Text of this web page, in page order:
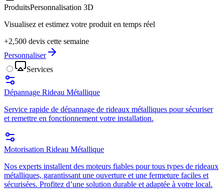
ProduitsPersonnalisation 3D
Visualisez et estimez votre produit en temps réel
+2,500 devis cette semaine
Personnaliser
Services
Dépannage Rideau Métallique
Service rapide de dépannage de rideaux métalliques pour sécuriser
et remettre en fonctionnement votre installation.
Motorisation Rideau Métallique
Nos experts installent des moteurs fiables pour tous types de rideaux
métalliques, garantissant une ouverture et une fermeture faciles et
sécurisées. Profitez d’une solution durable et adaptée à votre local.